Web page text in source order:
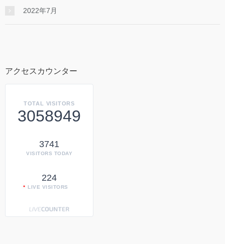
2022年7月
アクセスカウンター
TOTAL VISITORS
3058949
3741
VISITORS TODAY
224
LIVE VISITORS